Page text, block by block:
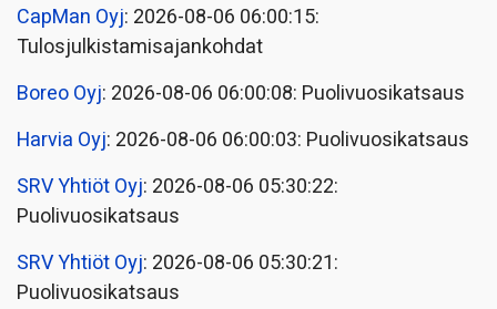
CapMan Oyj: 2026-08-06 06:00:15:
Tulosjulkistamisajankohdat
Boreo Oyj: 2026-08-06 06:00:08: Puolivuosikatsaus
Harvia Oyj: 2026-08-06 06:00:03: Puolivuosikatsaus
SRV Yhtiöt Oyj: 2026-08-06 05:30:22:
Puolivuosikatsaus
SRV Yhtiöt Oyj: 2026-08-06 05:30:21:
Puolivuosikatsaus